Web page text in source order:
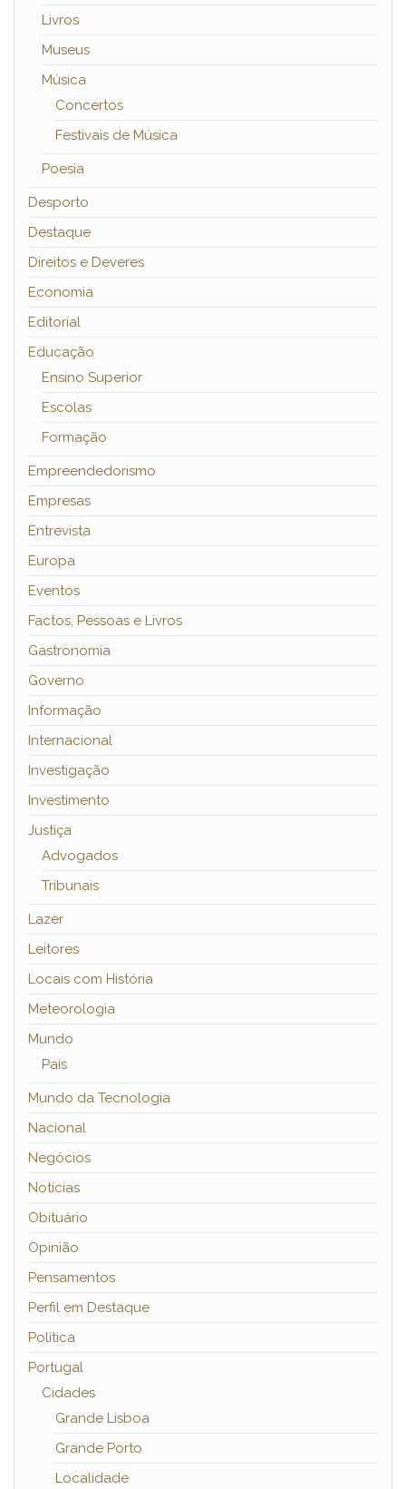
Livros
Museus
Música
Concertos
Festivais de Música
Poesia
Desporto
Destaque
Direitos e Deveres
Economia
Editorial
Educação
Ensino Superior
Escolas
Formação
Empreendedorismo
Empresas
Entrevista
Europa
Eventos
Factos, Pessoas e Livros
Gastronomia
Governo
Informação
Internacional
Investigação
Investimento
Justiça
Advogados
Tribunais
Lazer
Leitores
Locais com História
Meteorologia
Mundo
País
Mundo da Tecnologia
Nacional
Negócios
Notícias
Obituário
Opinião
Pensamentos
Perfil em Destaque
Política
Portugal
Cidades
Grande Lisboa
Grande Porto
Localidade